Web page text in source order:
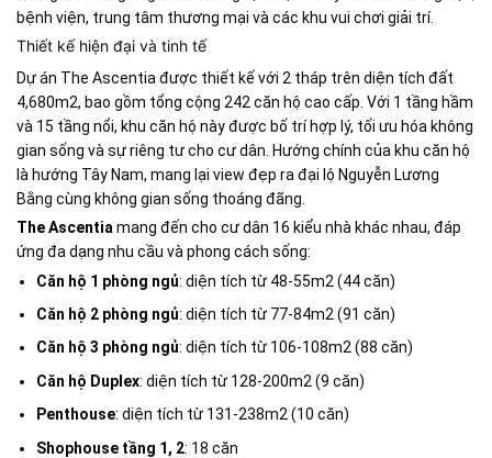
bệnh viện, trung tâm thương mại và các khu vui chơi giải trí.
Thiết kế hiện đại và tinh tế
Dự án The Ascentia được thiết kế với 2 tháp trên diện tích đất
4,680m2, bao gồm tổng cộng 242 căn hộ cao cấp. Với 1 tầng hầm
và 15 tầng nổi, khu căn hộ này được bố trí hợp lý, tối ưu hóa không
gian sống và sự riêng tư cho cư dân. Hướng chính của khu căn hộ
là hướng Tây Nam, mang lại view đẹp ra đại lộ Nguyễn Lương
Bằng cùng không gian sống thoáng đãng.
The Ascentiamang đến cho cư dân 16 kiểu nhà khác nhau, đáp
ứng đa dạng nhu cầu và phong cách sống:
Căn hộ 1 phòng ngủ: diện tích từ 48-55m2 (44 căn)
Căn hộ 2 phòng ngủ: diện tích từ 77-84m2 (91 căn)
Căn hộ 3 phòng ngủ: diện tích từ 106-108m2 (88 căn)
Căn hộ Duplex: diện tích từ 128-200m2 (9 căn)
Penthouse: diện tích từ 131-238m2 (10 căn)
Shophouse tầng 1, 2: 18 căn